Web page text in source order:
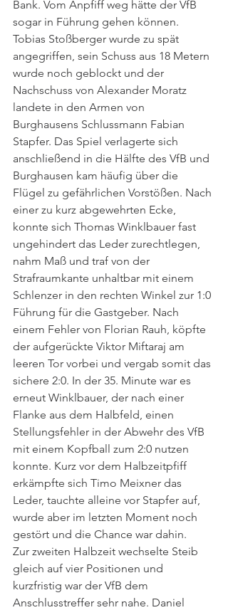
Bank. Vom Anpfiff weg hätte der VfB
sogar in Führung gehen können.
Tobias Stoßberger wurde zu spät
angegriffen, sein Schuss aus 18 Metern
wurde noch geblockt und der
Nachschuss von Alexander Moratz
landete in den Armen von
Burghausens Schlussmann Fabian
Stapfer. Das Spiel verlagerte sich
anschließend in die Hälfte des VfB und
Burghausen kam häufig über die
Flügel zu gefährlichen Vorstößen. Nach
einer zu kurz abgewehrten Ecke,
konnte sich Thomas Winklbauer fast
ungehindert das Leder zurechtlegen,
nahm Maß und traf von der
Strafraumkante unhaltbar mit einem
Schlenzer in den rechten Winkel zur 1:0
Führung für die Gastgeber. Nach
einem Fehler von Florian Rauh, köpfte
der aufgerückte Viktor Miftaraj am
leeren Tor vorbei und vergab somit das
sichere 2:0. In der 35. Minute war es
erneut Winklbauer, der nach einer
Flanke aus dem Halbfeld, einen
Stellungsfehler in der Abwehr des VfB
mit einem Kopfball zum 2:0 nutzen
konnte. Kurz vor dem Halbzeitpfiff
erkämpfte sich Timo Meixner das
Leder, tauchte alleine vor Stapfer auf,
wurde aber im letzten Moment noch
gestört und die Chance war dahin.
Zur zweiten Halbzeit wechselte Steib
gleich auf vier Positionen und
kurzfristig war der VfB dem
Anschlusstreffer sehr nahe. Daniel